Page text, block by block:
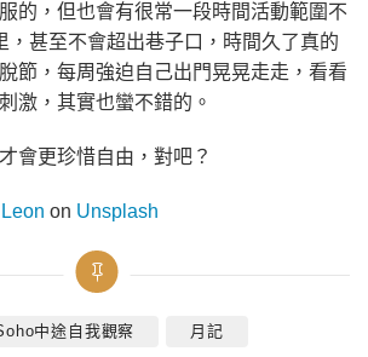
的，但也會有很常一段時間活動範圍不
，甚至不會超出巷子口，時間久了真的
節，每周強迫自己出門晃晃走走，看看
激，其實也蠻不錯的。
會更珍惜自由，對吧？
on Unsplash
Tags
中途自我觀察 月記